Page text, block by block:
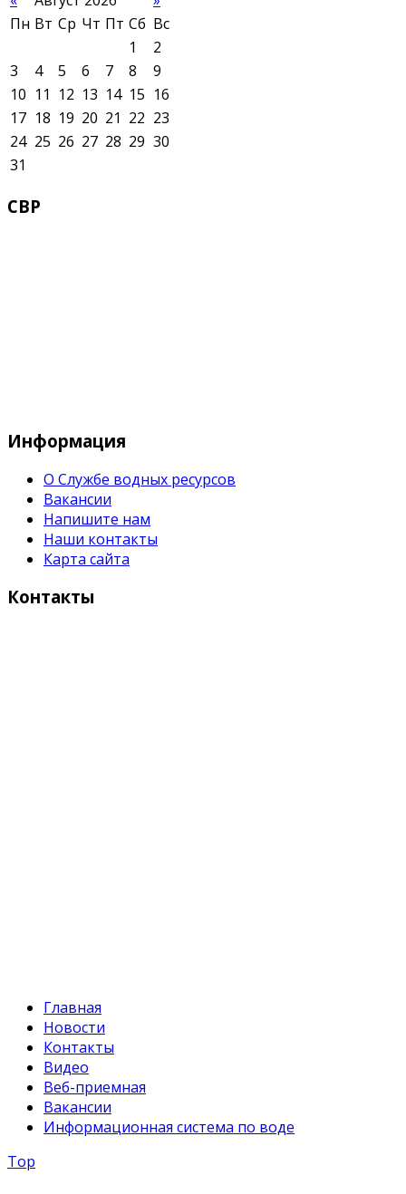
Пн Вт Ср Чт Пт Сб Вс
1
2
3
4 5 6 7 8
9
10 11 12 13 14 15 16
17 18 19 20 21 22 23
24 25 26 27 28 29 30
31
СВР
Информация
О Службе водных ресурсов
Вакансии
Напишите нам
Наши контакты
Карта сайта
Контакты
Главная
Новости
Контакты
Видео
Веб-приемная
Вакансии
Информационная система по воде
Top